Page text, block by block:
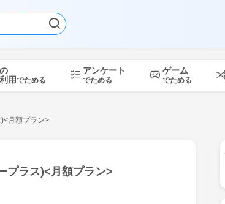
用でためる
アンケート
でためる
ゲーム
でためる
月額プラン>
プラス)<月額プラン>